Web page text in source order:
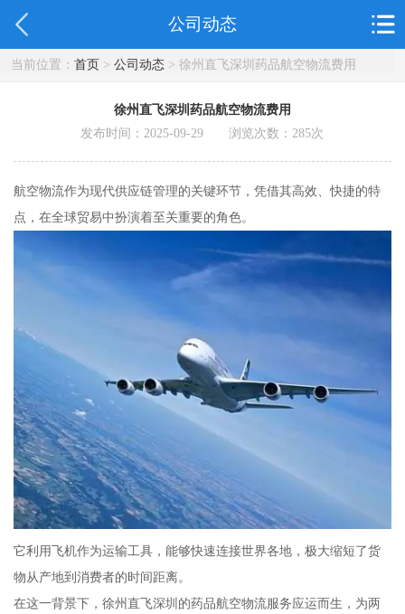
公司动态
当前位置： 首页> 公司动态> 徐州直飞深圳药品航空物流费用
徐州直飞深圳药品航空物流费用
发布时间：2025-09-29 浏览次数：285次
航空物流作为现代供应链管理的关键环节，凭借其高效、快捷的特
点，在全球贸易中扮演着至关重要的角色。
它利用飞机作为运输工具，能够快速连接世界各地，极大缩短了货
物从产地到消费者的时间距离。
在这一背景下，徐州直飞深圳的药品航空物流服务应运而生，为两